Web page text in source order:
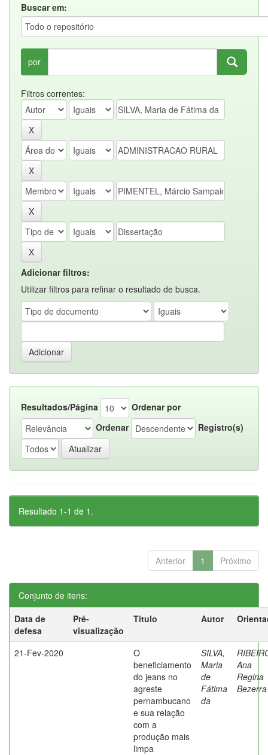
Buscar em:
por
Filtros correntes:
Adicionar filtros:
Utilizar filtros para refinar o resultado de busca.
Resultados/Página
Ordenar por
Ordenar
Registro(s)
Resultado 1-1 de 1.
Anterior 1 Próximo
Conjunto de itens:
Data de
defesa
Pré-
visualização
Título Autor
21-Fev-2020
O
beneficiamento
do jeans no
agreste
pernambucano
e sua relação
com a
produção mais
limpa
SILVA,
Maria
de
Fátima
da
Ana
Regina
Bezerra